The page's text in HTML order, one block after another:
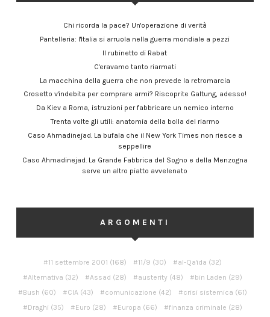
Chi ricorda la pace? Un'operazione di verità
Pantelleria: l'Italia si arruola nella guerra mondiale a pezzi
Il rubinetto di Rabat
C'eravamo tanto riarmati
La macchina della guerra che non prevede la retromarcia
Crosetto v'indebita per comprare armi? Riscoprite Galtung, adesso!
Da Kiev a Roma, istruzioni per fabbricare un nemico interno
Trenta volte gli utili: anatomia della bolla del riarmo
Caso Ahmadinejad. La bufala che il New York Times non riesce a
seppellire
Caso Ahmadinejad. La Grande Fabbrica del Sogno e della Menzogna
serve un altro piatto avvelenato
ARGOMENTI
11 settembre 2001 (168) 11/9 (30) al-Qa'ida (32)
Alternativa (32) Assad (28) austerity (48) bin Laden (29)
Bush (60) CIA (43) comunicazione (42) crisi sistemica (61)
Draghi (35) Euro (28) Europa (66) finanza criminale (28)